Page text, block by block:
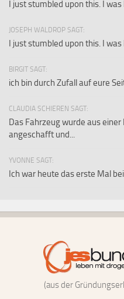
I just stumbled upon this. I
JOSEPH WALDROP SAGT:
I just stumbled upon this. I
BIRGIT SAGT:
ich bin durch Zufall auf eure
CLAUDIA SCHIEREN SAGT:
Das Fahrzeug wurde aus
angeschafft und...
YVONNE SAGT:
Ich war heute das erste Mal
(aus der